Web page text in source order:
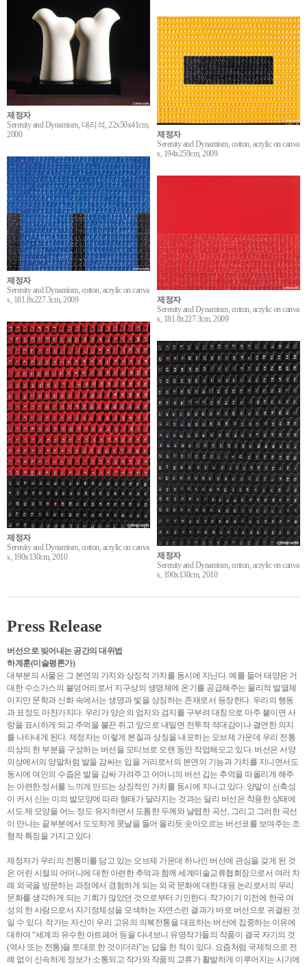
제정자
Serenity and Dynamism, 대리석, 22x50x41cm,
2000
제정자
Serenity and Dynamism, cotton, acrylic on canva
s, 194x259cm, 2009
제정자
Serenity and Dynamism, cotton, acrylic on canva
s, 181.8x227.3cm, 2009
제정자
Serenity and Dynamism, cotton, acrylic on canva
s, 181.8x227.3cm, 2009
제정자
Serenity and Dynamism, cotton, acrylic on canva
s, 190x130cm, 2010
제정자
Serenity and Dynamism, cotton, acrylic on canva
s, 190x130cm, 2010
Press Release
버선으로 빚어내는 공간의 대위법
하계훈(미술평론가)
대부분의 사물은 그 본연의 가치와 상징적 가치를 동시에 지닌다. 예를 들어 태양은 거
대한 수소가스의 불덩어리로서 지구상의 생명체에 온기를 공급해주는 물리적 발열체
이지만 문학과 신화 속에서는 생명과 빛을 상징하는 존재로서 등장한다. 우리의 행동
과 표정도 마찬가지다. 우리가 양손의 엄지와 검지를 구부려 대칭으로 마주 붙이면 사
랑을 표시하게 되고 주먹을 불끈 쥐고 앞으로 내밀면 전투적 적대감이나 결연한 의지
를 나타내게 된다. 제정자는 이렇게 본질과 상징을 내포하는 오브제 가운데 우리 전통
의상의 한 부분을 구성하는 버선을 모티브로 오랜 동안 작업해오고 있다. 버선은 서양
의상에서의 양말처럼 발을 감싸는 입을 거리로서의 본연의 기능과 가치를 지니면서도
동시에 여인의 수줍은 발을 감싸 가려주고 어머니의 버선 깁는 추억을 떠올리게 해주
는 아련한 정서를 느끼게 만드는 상징적인 가치를 동시에 지니고 있다. 양말이 신축성
이 커서 신는 이의 발모양에 따라 형태가 달라지는 것과는 달리 버선은 착용한 상태에
서도 제 모양을 어느 정도 유지하면서 도톰한 두께와 날렵한 곡선, 그리고 그러한 곡선
이 만나는 끝부분에서 도도하게 콧날을 들어 올리듯 솟아오르는 버선코를 보여주는 조
형적 특징을 가지고 있다.
제정자가 우리의 전통미를 담고 있는 오브제 가운데 하나인 버선에 관심을 갖게 된 것
은 어린 시절의 어머니에 대한 아련한 추억과 함께 세계미술교류협회장으로서 여러 차
례 외국을 방문하는 과정에서 경험하게 되는 외국 문화에 대한 대응 논리로서의 우리
문화를 생각하게 되는 기회가 많았던 것으로부터 기인한다. 작가이기 이전에 한국 여
성의 한 사람으로서 자기정체성을 모색하는 자연스런 결과가 바로 버선으로 귀결된 것
일 수 있다. 작가는 자신이 우리 고유의 의복전통을 대표하는 버선에 집중하는 이유에
대하여 “세계의 유수한 아트페어 등을 다녀보니 유명작가들의 작품이 결국 자기의 것
(역사 또는 전통)을 토대로 한 것이더라”는 답을 한 적이 있다. 요즘처럼 국제적으로 전
례 없이 신속하게 정보가 소통되고 작가와 작품의 교류가 활발하게 이루어지는 시기에